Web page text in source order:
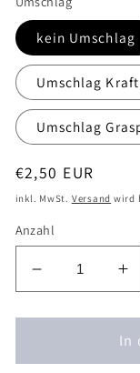
kein Umschlag
Umschlag
Umschlag
Normaler
Preis
€2,50 EUR
inkl. MwSt. Versand wird
Anzahl
Verringere
die
Menge
Postkarte
In